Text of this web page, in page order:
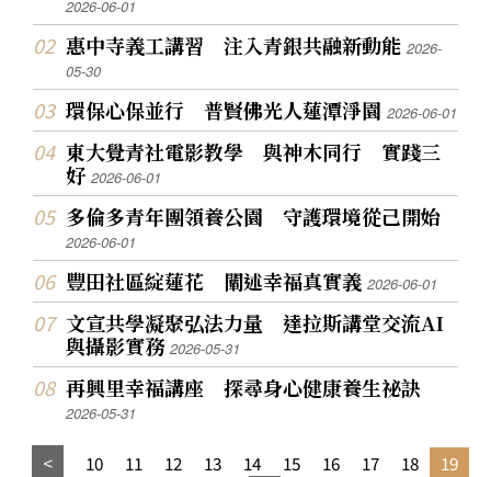
2026-06-01
惠中寺義工講習 注入青銀共融新動能2026-
05-30
環保心保並行 普賢佛光人蓮潭淨園2026-06-01
東大覺青社電影教學 與神木同行 實踐三
好2026-06-01
多倫多青年團領養公園 守護環境從己開始
2026-06-01
豐田社區綻蓮花 闡述幸福真實義2026-06-01
文宣共學凝聚弘法力量 達拉斯講堂交流AI
與攝影實務2026-05-31
再興里幸福講座 探尋身心健康養生祕訣
2026-05-31
10 11 12 13 14 15 16 17 18
19